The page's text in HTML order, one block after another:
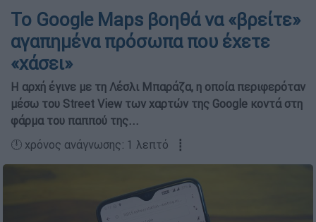
Το Google Maps βοηθά να «βρείτε»
αγαπημένα πρόσωπα που έχετε
«χάσει»
Η αρχή έγινε με τη Λέσλι Μπαράζα, η οποία περιφερόταν
μέσω του Street View των χαρτών της Google κοντά στη
φάρμα του παππού της...
🕛 χρόνος ανάγνωσης: 1 λεπτό ┋